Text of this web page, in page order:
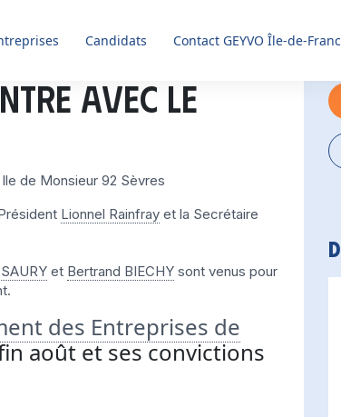
Candidats Contact GEYVO Île-de-
avec le
de Monsieur 92 Sèvres
Lionnel Rainfray et la Secrétaire
et Bertrand BIECHY sont venus pour
des Entreprises de
août et ses convictions